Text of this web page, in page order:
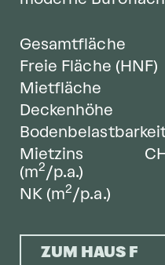
Gesamtfläche
Freie Fläche (HNF)
Mietfläche
Deckenhöhe
Mietzins
(m2/p.a.)
NK (m2/p.a.)
ZUM HAUS F